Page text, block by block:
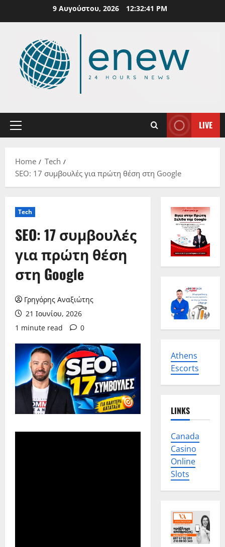
9 Αυγούστου, 2026 12:32:42 PM
Primary
LIVE
Home
Tech
SEO: 17 συμβουλές για πρώτη θέση στη Google
Tech
SEO: 17 συμβουλές
για πρώτη θέση
στη Google
Γρηγόρης Αναξιώτης
21 Ιουνίου, 2026
1 minute read
0
Athens
Escorts
LINKS
Canada
Casino
Online
Slots